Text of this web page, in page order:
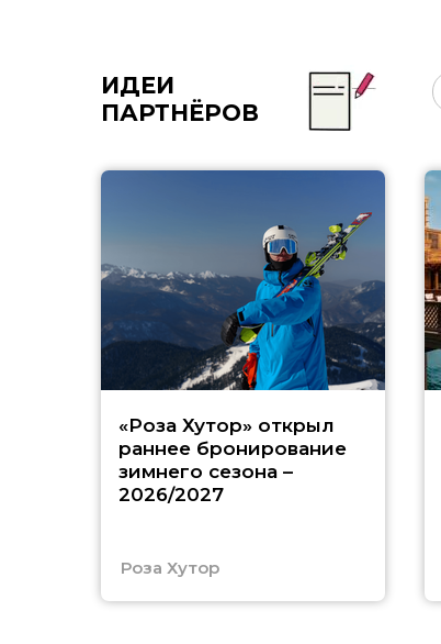
ИДЕИ
ПАРТНЁРОВ
«Роза Хутор» открыл
раннее бронирование
зимнего сезона –
2026/2027
Роза Хутор